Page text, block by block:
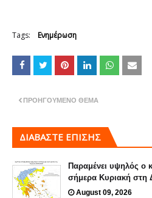
Tags: Ενημέρωση
ΠΡΟΗΓΟΎΜΕΝΟ ΘΈΜΑ
ΔΙΑΒΑΣΤΕ ΕΠΙΣΗΣ
Παραμένει υψηλός ο
σήμερα Κυριακή στη
August 09, 2026